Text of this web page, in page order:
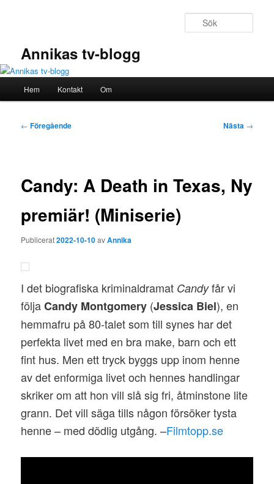
Annikas tv-blogg
Hem Kontakt Om
Inläggsnavigering
← Föregående Nästa →
Candy: A Death in Texas, Ny
premiär! (Miniserie)
Publicerat2022-10-10avAnnika
I det biografiska kriminaldramat Candyfår vi
följaCandy Montgomery (Jessica Biel), en
hemmafru på 80-talet som till synes har det
perfekta livet med en bra make, barn och ett
fint hus. Men ett tryck byggs upp inom henne
av det enformiga livet och hennes handlingar
skriker om att hon vill slå sig fri, åtminstone lite
grann. Det vill säga tills någon försöker tysta
henne – med dödlig utgång. –Filmtopp.se